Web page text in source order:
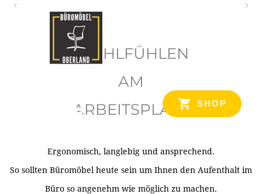
SHOP
WOHLFÜHLEN
AM
ARBEITSPLATZ
Ergonomisch, langlebig und ansprechend.
So sollten Büromöbel heute sein um Ihnen den Aufenthalt im
Büro so angenehm wie möglich zu machen.